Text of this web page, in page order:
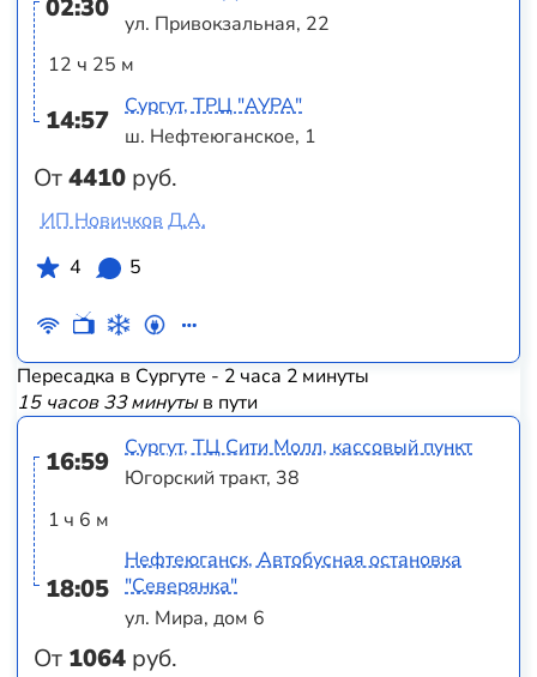
02:30
12 ч 25 м
14:57
От4410 руб.
ул. Привокзальная, 22
Сургут, ТРЦ "АУРА"
ш. Нефтеюганское, 1
ИП Новичков Д.А.
4
5
Пересадка в Сургуте - 2 часа 2 минуты
15 часов 33 минутыв пути
16:59
1 ч 6 м
18:05
От 1064 руб.
Сургут, ТЦ Сити Молл, кассовый пункт
Югорский тракт, 38
Нефтеюганск, Автобусная остановка
"Северянка"
ул. Мира, дом 6